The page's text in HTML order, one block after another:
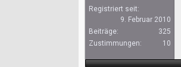
Registriert seit:
9. Februar 2010
Beiträge:
325
Zustimmungen:
10